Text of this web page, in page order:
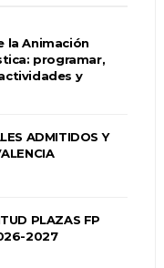
la Animación
programar,
y
ADMITIDOS Y
PLAZAS FP
2027